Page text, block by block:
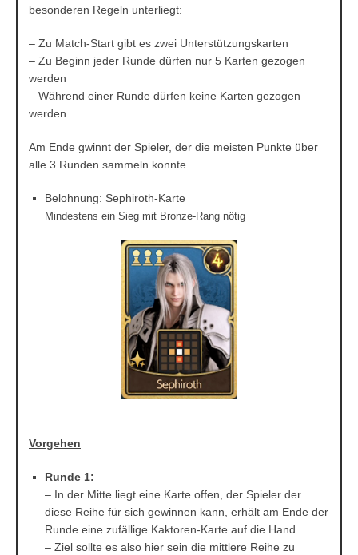
besonderen Regeln unterliegt:
– Zu Match-Start gibt es zwei Unterstützungskarten
– Zu Beginn jeder Runde dürfen nur 5 Karten gezogen
werden
– Während einer Runde dürfen keine Karten gezogen
werden.
Am Ende gwinnt der Spieler, der die meisten Punkte über
alle 3 Runden sammeln konnte.
Belohnung: Sephiroth-Karte
Mindestens ein Sieg mit Bronze-Rang nötig
Vorgehen
Runde 1:
– In der Mitte liegt eine Karte offen, der Spieler der
diese Reihe für sich gewinnen kann, erhält am Ende der
Runde eine zufällige Kaktoren-Karte auf die Hand
– Ziel sollte es also hier sein die mittlere Reihe zu